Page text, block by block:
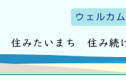
ウェルカ